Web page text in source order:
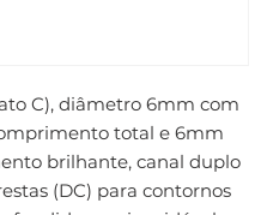
C), diâmetro 6mm com
total e 6mm
brilhante, canal duplo
(DC) para contornos